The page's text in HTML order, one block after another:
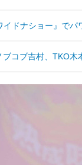
イドナショー』でパ
ブコブ吉村、TKO